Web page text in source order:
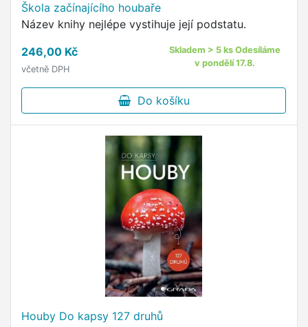
Škola začínajícího houbaře
Název knihy nejlépe vystihuje její podstatu.
246,00 Kč
včetně DPH
Skladem > 5 ks Odesíláme
v pondělí 17.8.
Do košíku
Houby Do kapsy 127 druhů